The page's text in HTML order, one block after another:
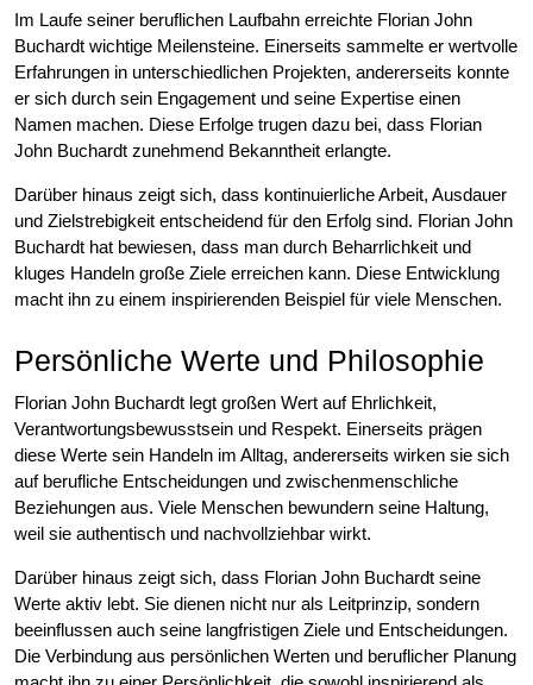
Im Laufe seiner beruflichen Laufbahn erreichte Florian John
Buchardt wichtige Meilensteine. Einerseits sammelte er wertvolle
Erfahrungen in unterschiedlichen Projekten, andererseits konnte
er sich durch sein Engagement und seine Expertise einen
Namen machen. Diese Erfolge trugen dazu bei, dass Florian
John Buchardt zunehmend Bekanntheit erlangte.
Darüber hinaus zeigt sich, dass kontinuierliche Arbeit, Ausdauer
und Zielstrebigkeit entscheidend für den Erfolg sind. Florian John
Buchardt hat bewiesen, dass man durch Beharrlichkeit und
kluges Handeln große Ziele erreichen kann. Diese Entwicklung
macht ihn zu einem inspirierenden Beispiel für viele Menschen.
Persönliche Werte und Philosophie
Florian John Buchardt legt großen Wert auf Ehrlichkeit,
Verantwortungsbewusstsein und Respekt. Einerseits prägen
diese Werte sein Handeln im Alltag, andererseits wirken sie sich
auf berufliche Entscheidungen und zwischenmenschliche
Beziehungen aus. Viele Menschen bewundern seine Haltung,
weil sie authentisch und nachvollziehbar wirkt.
Darüber hinaus zeigt sich, dass Florian John Buchardt seine
Werte aktiv lebt. Sie dienen nicht nur als Leitprinzip, sondern
beeinflussen auch seine langfristigen Ziele und Entscheidungen.
Die Verbindung aus persönlichen Werten und beruflicher Planung